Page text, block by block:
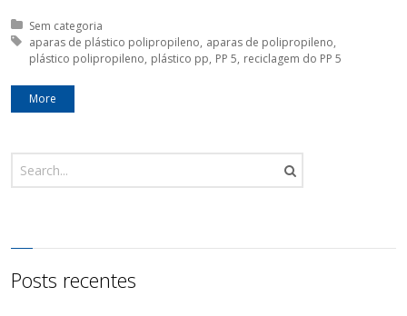
Posted in:
Sem categoria
Tagged with:
aparas de plástico polipropileno aparas de polipropileno
plástico polipropileno plástico pp PP 5 reciclagem do PP 5
More
Posts recentes